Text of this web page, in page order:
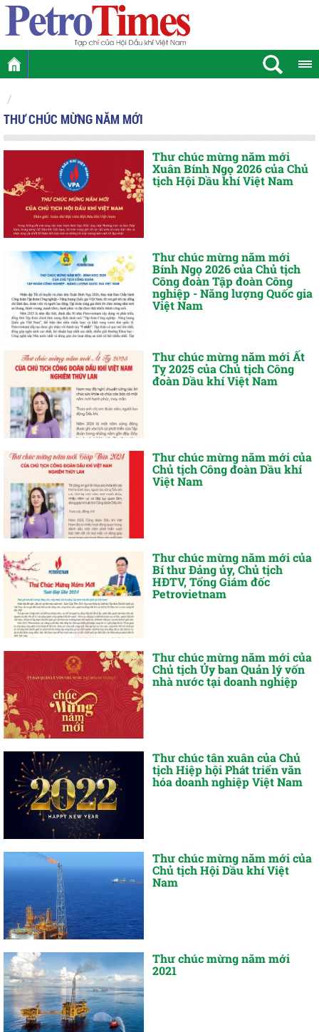
THƯ CHÚC MỪNG NĂM MỚI
Thư chúc mừng năm mới
Xuân Bính Ngọ 2026 của Chủ
tịch Hội Dầu khí Việt Nam
Thư chúc mừng năm mới
Bính Ngọ 2026 của Chủ tịch
Công đoàn Tập đoàn Công
nghiệp - Năng lượng Quốc gia
Việt Nam
Thư chúc mừng năm mới Ất
Tỵ 2025 của Chủ tịch Công
đoàn Dầu khí Việt Nam
Thư chúc mừng năm mới của
Chủ tịch Công đoàn Dầu khí
Việt Nam
Thư chúc mừng năm mới của
Bí thư Đảng ủy, Chủ tịch
HĐTV, Tổng Giám đốc
Petrovietnam
Thư chúc mừng năm mới của
Chủ tịch Ủy ban Quản lý vốn
nhà nước tại doanh nghiệp
Thư chúc tân xuân của Chủ
tịch Hiệp hội Phát triển văn
hóa doanh nghiệp Việt Nam
Thư chúc mừng năm mới của
Chủ tịch Hội Dầu khí Việt
Nam
Thư chúc mừng năm mới
2021